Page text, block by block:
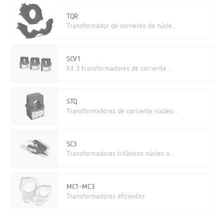
TQR
Transformador de corriente de núcle...
SCV1
Kit 3 transformadores de corriente ...
STQ
Transformadores de corriente núcleo...
SC3
Transformadores trifásicos núcleo a...
MC1-MC3
Transformadores eficientes